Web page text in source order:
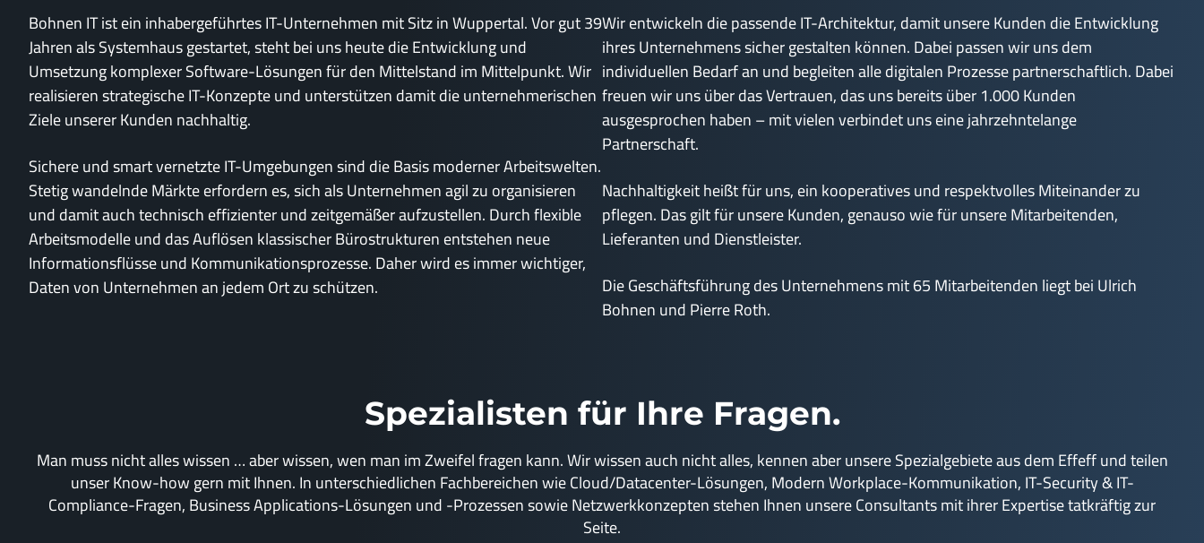
Bohnen IT ist ein inhabergeführtes IT-Unternehmen mit Sitz in Wuppertal. Vor gut 39
Jahren als Systemhaus gestartet, steht bei uns heute die Entwicklung und
Umsetzung komplexer Software-Lösungen für den Mittelstand im Mittelpunkt. Wir
realisieren strategische IT-Konzepte und unterstützen damit die unternehmerischen
Ziele unserer Kunden nachhaltig.
Sichere und smart vernetzte IT-Umgebungen sind die Basis moderner Arbeitswelten.
Stetig wandelnde Märkte erfordern es, sich als Unternehmen agil zu organisieren
und damit auch technisch effizienter und zeitgemäßer aufzustellen. Durch flexible
Arbeitsmodelle und das Auflösen klassischer Bürostrukturen entstehen neue
Informationsflüsse und Kommunikationsprozesse. Daher wird es immer wichtiger,
Daten von Unternehmen an jedem Ort zu schützen.
Wir entwickeln die passende IT-Architektur, damit unsere Kunden die Entwicklung
ihres Unternehmens sicher gestalten können. Dabei passen wir uns dem
individuellen Bedarf an und begleiten alle digitalen Prozesse partnerschaftlich. Dabei
freuen wir uns über das Vertrauen, das uns bereits über 1.000 Kunden
ausgesprochen haben – mit vielen verbindet uns eine jahrzehntelange
Partnerschaft.
Nachhaltigkeit heißt für uns, ein kooperatives und respektvolles Miteinander zu
pflegen. Das gilt für unsere Kunden, genauso wie für unsere Mitarbeitenden,
Lieferanten und Dienstleister.
Die Geschäftsführung des Unternehmens mit 65 Mitarbeitenden liegt bei Ulrich
Bohnen und Pierre Roth.
Spezialisten für Ihre Fragen.
Man muss nicht alles wissen … aber wissen, wen man im Zweifel fragen kann. Wir wissen auch nicht alles, kennen aber unsere Spezialgebiete aus dem Effeff und teilen
unser Know-how gern mit Ihnen. In unterschiedlichen Fachbereichen wie Cloud/Datacenter-Lösungen, Modern Workplace-Kommunikation, IT-Security & IT-
Compliance-Fragen, Business Applications-Lösungen und -Prozessen sowie Netzwerkkonzepten stehen Ihnen unsere Consultants mit ihrer Expertise tatkräftig zur
Seite.